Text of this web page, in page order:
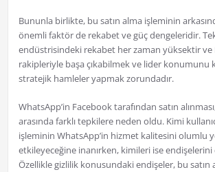
Bununla birlikte, bu satın alma işleminin
önemli faktör de rekabet ve güç dengeleridir.
endüstrisindeki rekabet her zaman yüksektir ve
rakipleriyle başa çıkabilmek ve lider konumunu
stratejik hamleler yapmak zorundadır.
WhatsApp’in Facebook tarafından satın
arasında farklı tepkilere neden oldu. Kimi
işleminin WhatsApp’in hizmet kalitesini olumlu
etkileyeceğine inanırken, kimileri ise
Özellikle gizlilik konusundaki endişeler, bu satın